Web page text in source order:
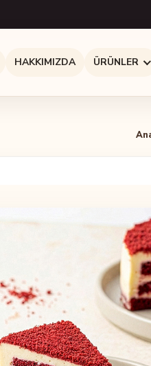
HAKKIMIZDA ÜRÜNLER